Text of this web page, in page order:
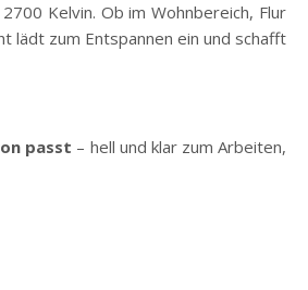
Kelvin. Ob im Wohnbereich, Flur
lädt zum Entspannen ein und schafft
passt – hell und klar zum Arbeiten,